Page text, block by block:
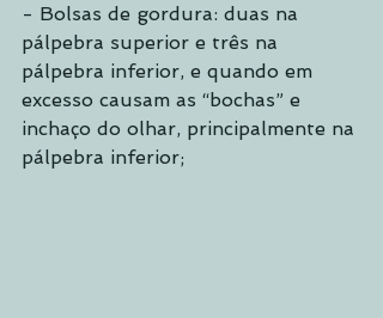
- Bolsas de gordura: duas na
pálpebra superior e três na
pálpebra inferior, e quando em
excesso causam as “bochas” e
inchaço do olhar, principalmente na
pálpebra inferior;